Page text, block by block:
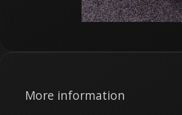
More information